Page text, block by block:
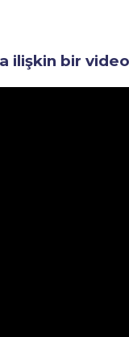
ilişkin bir